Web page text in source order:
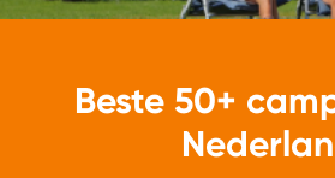
Beste 50+